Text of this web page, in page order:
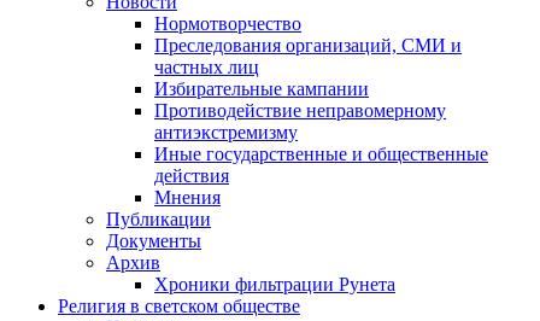
Нормотворчество
Преследования организаций, СМИ и
частных лиц
Избирательные кампании
Противодействие неправомерному
антиэкстремизму
Иные государственные и общественные
действия
Мнения
Публикации
Документы
Архив
Хроники фильтрации Рунета
Религия в светском обществе